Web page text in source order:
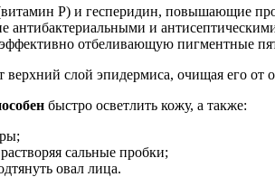
P) и гесперидин, повышающие
и
эффективно отбеливающую пигментные
верхний слой эпидермиса, очищая его от
быстро осветлить кожу, а также:
сальные пробки;
овал лица.